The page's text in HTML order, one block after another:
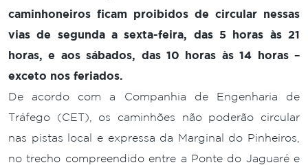
caminhoneiros ficam proibidos de circular nessas
vias de segunda a sexta-feira, das 5 horas às 21
horas, e aos sábados, das 10 horas às 14 horas –
exceto nos feriados.
De acordo com a Companhia de Engenharia de
Tráfego (CET), os caminhões não poderão circular
nas pistas local e expressa da Marginal do Pinheiros,
no trecho compreendido entre a Ponte do Jaguaré e